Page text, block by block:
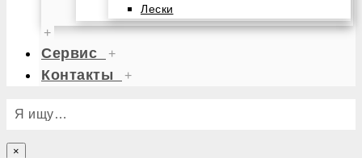
Лески
+
Сервис +
Контакты +
Я ищу…
×